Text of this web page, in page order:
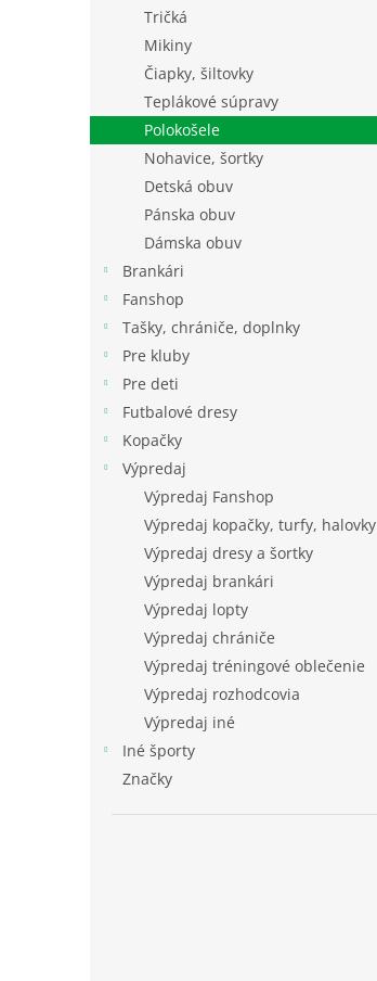
Tričká
Mikiny
Čiapky, šiltovky
Teplákové súpravy
Polokošele
Nohavice, šortky
Detská obuv
Pánska obuv
Dámska obuv
Brankári
Fanshop
Tašky, chrániče, doplnky
Pre kluby
Pre deti
Futbalové dresy
Kopačky
Výpredaj
Výpredaj Fanshop
Výpredaj kopačky, turfy, halovky
Výpredaj dresy a šortky
Výpredaj brankári
Výpredaj lopty
Výpredaj chrániče
Výpredaj tréningové oblečenie
Výpredaj rozhodcovia
Výpredaj iné
Iné športy
Značky